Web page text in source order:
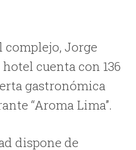
complejo, Jorge
cuenta con 136
gastronómica
“Aroma Lima”.
dispone de